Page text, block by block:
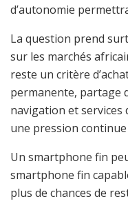
d’autonomie
La question prend
sur les marchés
reste un critère
permanente, partage
navigation et
une pression
Un smartphone fin
smartphone fin
plus de chances de